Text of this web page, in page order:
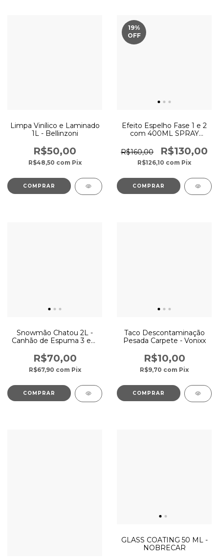
Limpa Vinílico e Laminado
1L - Bellinzoni
R$50,00
R$48,50 com Pix
19%
OFF
Efeito Espelho Fase 1 e 2
com 400ML SPRAY
R$160,00
R$130,00
R$126,10 com Pix
Snowmão Chatou 2L -
Canhão de Espuma 3 em
R$70,00
R$67,90 com Pix
Taco Descontaminação
Pesada Carpete - Vonixx
R$10,00
R$9,70 com Pix
GLASS COATING 50 ML -
NOBRECAR